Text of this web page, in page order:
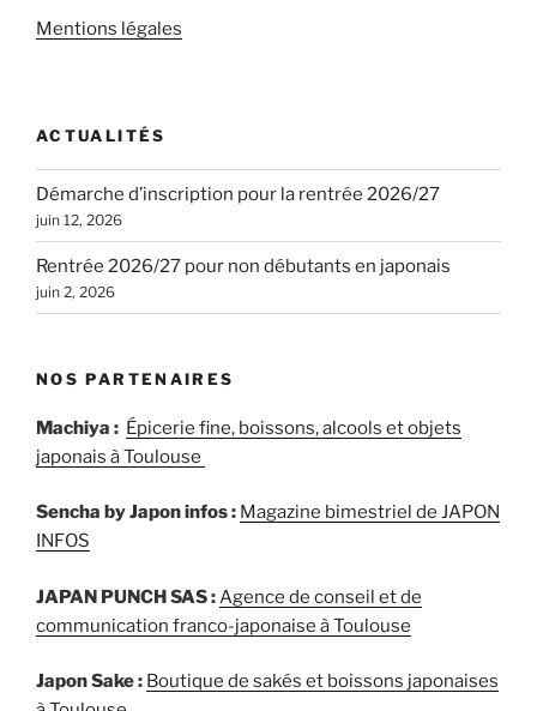
Mentions légales
ACTUALITÉS
Démarche d’inscription pour la rentrée 2026/27
juin 12, 2026
Rentrée 2026/27 pour non débutants en japonais
juin 2, 2026
NOS PARTENAIRES
Machiya : Épicerie fine, boissons, alcools et objets
japonais à Toulouse
Sencha by Japon infos : Magazine bimestriel de JAPON
INFOS
JAPAN PUNCH SAS : Agence de conseil et de
communication franco-japonaise à Toulouse
Japon Sake : Boutique de sakés et boissons japonaises